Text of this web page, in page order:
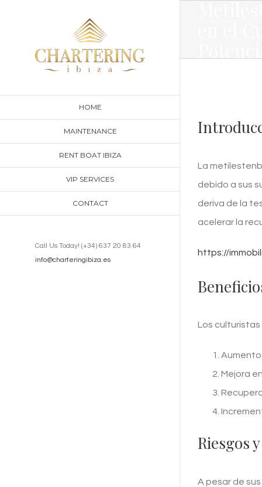
HOME
MAINTENANCE
RENT BOAT IBIZA
VIP SERVICES
CONTACT
Call Us Today! (+34) 637 20 83 64
info@charteringibiza.es
La
debido a sus
deriva de la
acelerar la
https://
Los
Aumento
Mejora
Riesgos
A pesar de